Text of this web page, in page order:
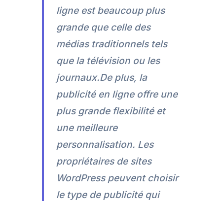
ligne est beaucoup plus
grande que celle des
médias traditionnels tels
que la télévision ou les
journaux.De plus, la
publicité en ligne offre une
plus grande flexibilité et
une meilleure
personnalisation. Les
propriétaires de sites
WordPress peuvent choisir
le type de publicité qui